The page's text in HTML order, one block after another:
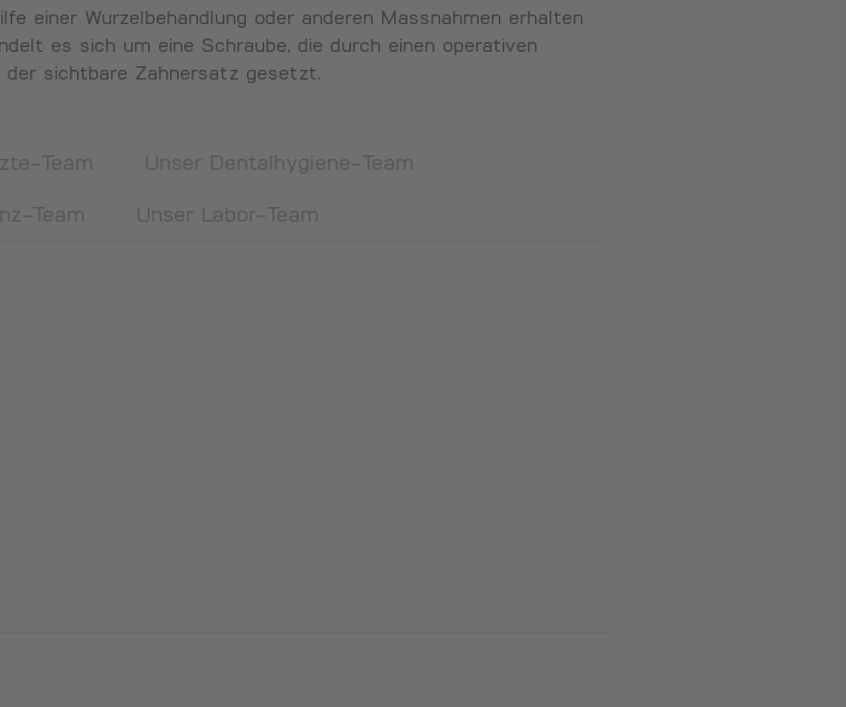
einer Wurzelbehandlung oder anderen Massnahmen erhalten
es sich um eine Schraube, die durch einen operativen
sichtbare Zahnersatz gesetzt.
Team Unser Dentalhygiene-Team
Team Unser Labor-Team